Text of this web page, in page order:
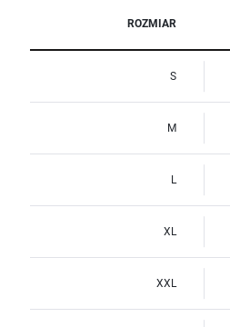
ROZMIAR
S
M
L
XL
XXL